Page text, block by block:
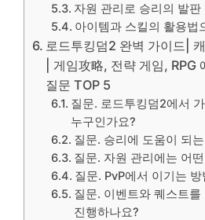
자원 관리로 승리의 발판
아이템과 스킬의 활용법
로드투킹덤2 완벽 가이드|
| 게임攻略, 전략 게임, RPG
질문 TOP 5
질문. 로드투킹덤2에서
누구인가요?
질문. 승리에 도움이 되
질문. 자원 관리에는 어
질문. PvP에서 이기는
질문. 이벤트와 퀘스트
진행하나요?